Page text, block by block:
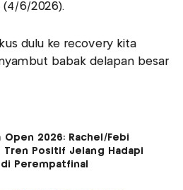
(4/6/2026).
dulu ke recovery kita
babak delapan besar
Open 2026: Rachel/Febi
Tren Positif Jelang Hadapi
Perempatfinal